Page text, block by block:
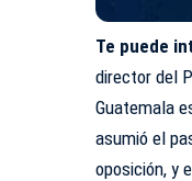
Te puede
director del
Guatemala
asumió el
oposición, y